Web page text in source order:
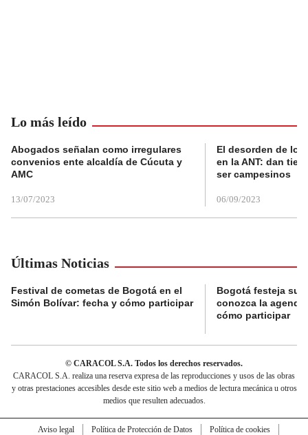
Lo más leído
Abogados señalan como irregulares
convenios ente alcaldía de Cúcuta y
AMC
13/07/2023
El desorden de
en la ANT: dan
ser campesinos
06/09/2023
Últimas Noticias
Festival de cometas de Bogotá en el
Simón Bolívar: fecha y cómo participar
Bogotá festeja su
conozca la
cómo participar
© CARACOL S.A. Todos los derechos reservados.
CARACOL S.A. realiza una reserva expresa de las reproducciones y usos de las obras
y otras prestaciones accesibles desde este sitio web a medios de lectura mecánica u otros
medios que resulten adecuados.
Aviso legal Política de Protección de Datos
Política de cookies